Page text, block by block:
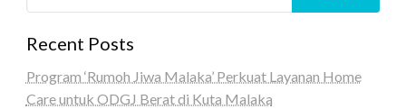
Recent Posts
Program ‘Rumoh Jiwa Malaka’ Perkuat Layanan Home
Care untuk ODGJ Berat di Kuta Malaka